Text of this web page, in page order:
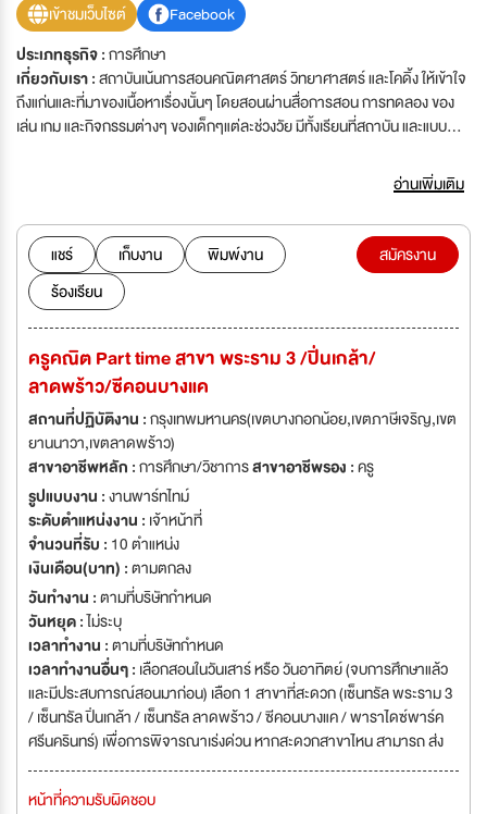
เข้าชมเว็บไซต์
Facebook
ประเภทธุรกิจ :การศึกษา
เกี่ยวกับเรา :สถาบันเน้นการสอนคณิตศาสตร์ วิทยาศาสตร์ และโคดิ้ง ให้เข้าใจ
ถึงแก่นและที่มาของเนื้อหาเรื่องนั้นๆ โดยสอนผ่านสื่อการสอน การทดลอง ของ
เล่น เกม และกิจกรรมต่างๆ ของเด็กๆแต่ละช่วงวัย มีทั้งเรียนที่สถาบัน และแบบ
อ่านเพิ่มเติม
แชร์ เก็บงาน
พิมพ์งาน
ร้องเรียน
สมัครงาน
ครูคณิต Part time สาขา พระราม 3 /ปิ่นเกล้า/
ลาดพร้าว/ซีคอนบางแค
สถานที่ปฏิบัติงาน :กรุงเทพมหานคร(เขตบางกอกน้อย,เขตภาษีเจริญ,เขต
ยานนาวา,เขตลาดพร้าว)
สาขาอาชีพหลัก :การศึกษา/วิชาการสาขาอาชีพรอง :ครู
รูปแบบงาน :งานพาร์ทไทม์
ระดับตำแหน่งงาน : เจ้าหน้าที่
จำนวนที่รับ : 10 ตำแหน่ง
เงินเดือน(บาท) :ตามตกลง
วันทำงาน :ตามที่บริษัทกำหนด
วันหยุด :ไม่ระบุ
เวลาทำงาน :ตามที่บริษัทกำหนด
เวลาทำงานอื่นๆ : เลือกสอนในวันเสาร์ หรือ วันอาทิตย์ (จบการศึกษาแล้ว
และมีประสบการณ์สอนมาก่อน) เลือก 1 สาขาที่สะดวก (เซ็นทรัล พระราม 3
/ เซ็นทรัล ปิ่นเกล้า / เซ็นทรัล ลาดพร้าว / ซีคอนบางแค / พาราไดซ์พาร์ค
ศรีนครินทร์) เพื่อการพิจารณาเร่งด่วน หากสะดวกสาขาไหน สามารถ ส่ง
หน้าที่ความรับผิดชอบ